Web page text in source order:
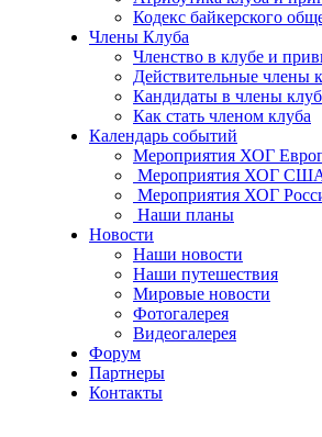
Кодекс байкерского
Члены Клуба
Членство в клубе и
Действительные члены
Кандидаты в члены
Как стать членом клуба
Календарь событий
Мероприятия ХОГ
Мероприятия ХОГ
Мероприятия ХОГ
Наши планы
Новости
Наши новости
Наши путешествия
Мировые новости
Фотогалерея
Видеогалерея
Форум
Партнеры
Контакты